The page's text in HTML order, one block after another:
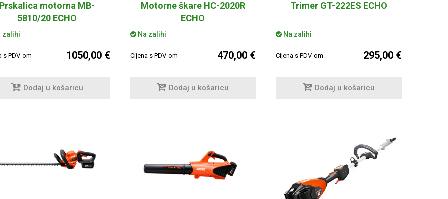
Prskalica motorna MB-
5810/20 ECHO
zalihi
s PDV-om 1050,00 €
Dodaj u košaricu
Motorne škare HC-2020R
ECHO
Na zalihi
Cijena s PDV-om 470,00 €
Dodaj u košaricu
Trimer GT-222ES ECHO
Na zalihi
Cijena s PDV-om 295,00 €
Dodaj u košaricu